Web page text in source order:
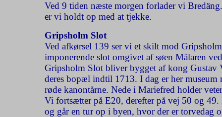
Ved 9 tiden næste morgen forlader vi
er vi holdt op med at tjekke.
Gripsholm Slot
Ved afkørsel 139 ser vi et skilt mod
imponerende slot omgivet af søen Mälaren
Gripsholm Slot bliver bygget af kong
deres bopæl indtil 1713. I dag er her
røde kanontårne. Nede i Mariefred holder
Vi fortsætter på E20, derefter på vej 50 og
og går en tur op i byen, hvor der er torvedag